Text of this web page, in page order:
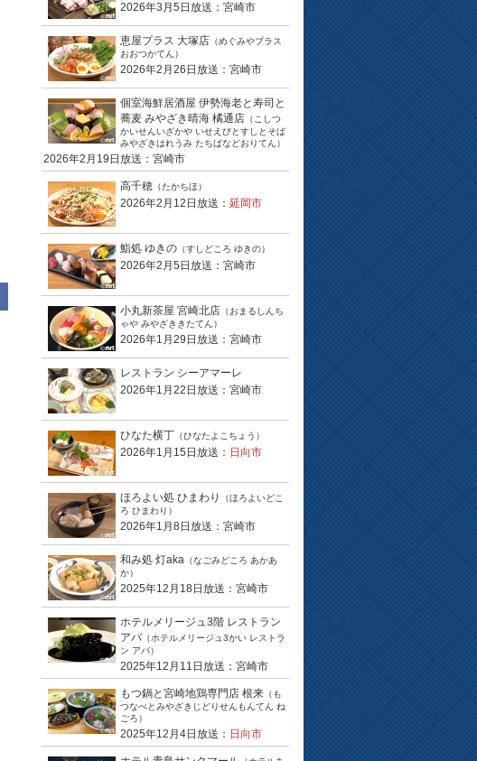
2026年3月5日放送：宮崎市
恵屋プラス 大塚店 （めぐみやプラス
おおつかてん）
2026年2月26日放送：宮崎市
個室海鮮居酒屋 伊勢海老と寿司と
蕎麦 みやざき晴海 橘通店 （こしつ
かいせんいざかや いせえびとすしとそば
みやざきはれうみ たちばなどおりてん）
2026年2月19日放送：宮崎市
高千穂 （たかちほ）
2026年2月12日放送： 延岡市
鮨処 ゆきの （すしどころ ゆきの）
2026年2月5日放送：宮崎市
小丸新茶屋 宮崎北店 （おまるしんち
ゃや みやざききたてん）
2026年1月29日放送：宮崎市
レストラン シーアマーレ
2026年1月22日放送：宮崎市
ひなた横丁 （ひなたよこちょう）
2026年1月15日放送： 日向市
ほろよい処 ひまわり
（ほろよいどこ
ろ ひまわり）
2026年1月8日放送：宮崎市
和み処 灯aka （なごみどころ あかあ
か）
2025年12月18日放送：宮崎市
ホテルメリージュ3階 レストラン
アバ（ホテルメリージュ3かい レストラ
ン アバ）
2025年12月11日放送：宮崎市
もつ鍋と宮崎地鶏専門店 根来 （も
つなべとみやざきじどりせんもんてん ね
ごろ）
2025年12月4日放送： 日向市